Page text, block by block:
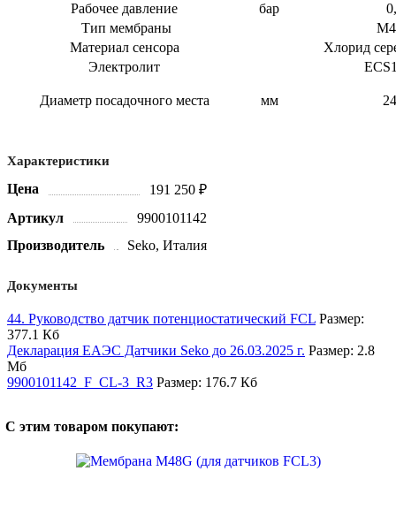
Рабочее давление
бар
Тип мембраны
Материал сенсора
Хлорид
Электролит
Диаметр посадочного места мм
Характеристики
Цена
191 250 ₽
Артикул
9900101142
Производитель
Seko, Италия
Документы
44. Руководство датчик потенциостатический FCL Размер:
377.1 Кб
Декларация ЕАЭС Датчики Seko до 26.03.2025 г. Размер: 2.8
Мб
9900101142_F_CL-3_R3 Размер: 176.7 Кб
С этим товаром покупают: